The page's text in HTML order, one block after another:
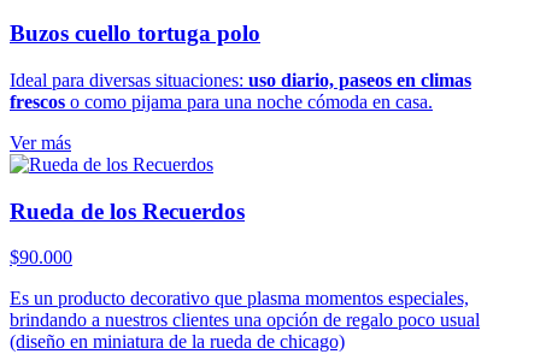
Buzos cuello tortuga polo
Ideal para diversas situaciones: uso diario, paseos en climas
frescos o como pijama para una noche cómoda en casa.
Ver más
Rueda de los Recuerdos
$90.000
Es un producto decorativo que plasma momentos especiales,
brindando a nuestros clientes una opción de regalo poco usual
(diseño en miniatura de la rueda de chicago)